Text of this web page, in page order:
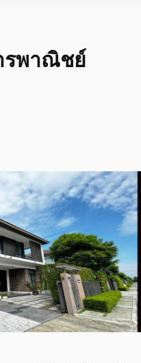
รพาณิชย์